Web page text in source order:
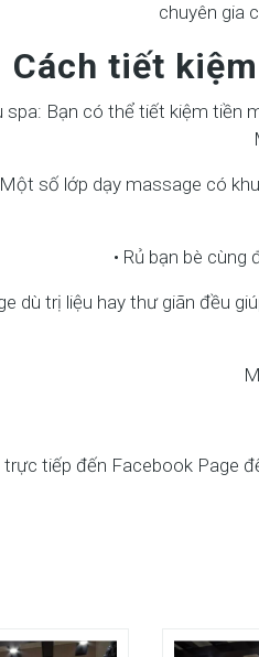
chuyên gia
Cách tiết
spa: Bạn có thể tiết kiệm tiền
số lớp dạy massage có
• Rủ bạn bè
dù trị liệu hay thư giãn đều
tiếp đến Facebook Page